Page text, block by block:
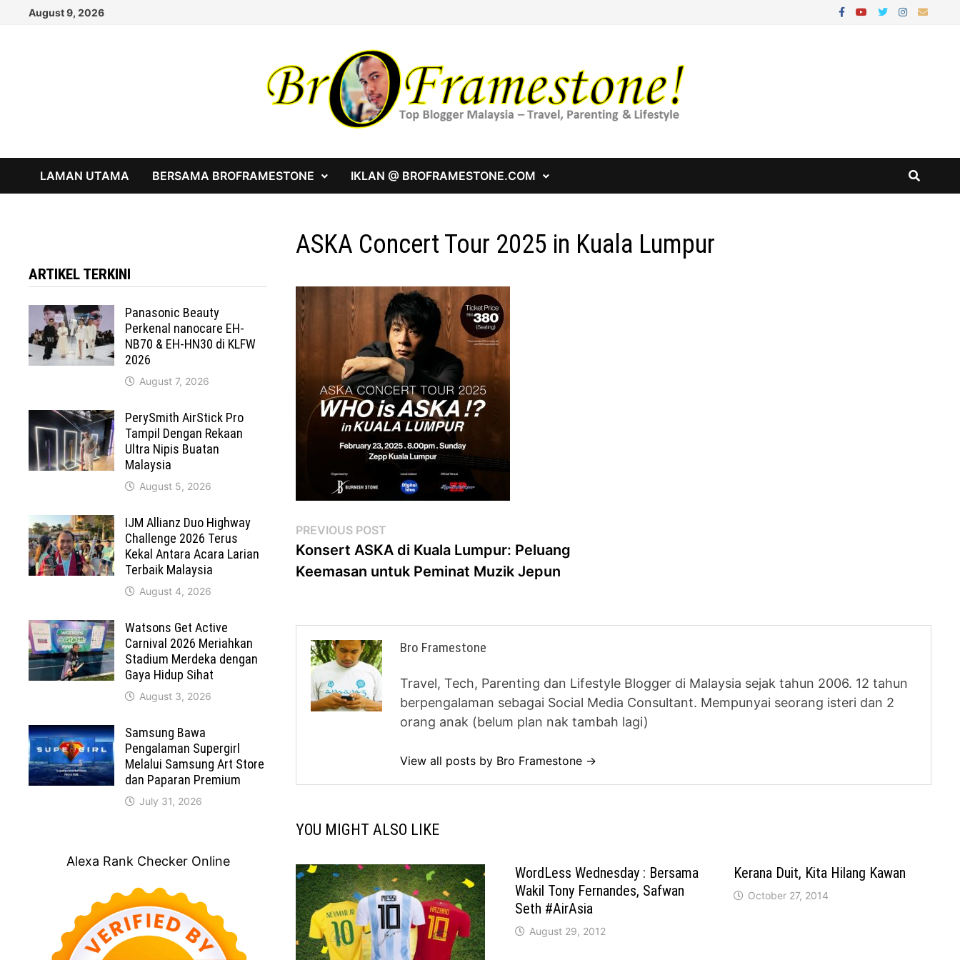
August 9, 2026
LAMAN UTAMA BERSAMA BROFRAMESTONE IKLAN @ BROFRAMESTONE.COM
ASKA Concert Tour 2025 in Kuala Lumpur
Post
navigation
PREVIOUS POST
post:
Konsert ASKA di Kuala Lumpur: Peluang
Keemasan untuk Peminat Muzik Jepun
Bro Framestone
Travel, Tech, Parenting dan Lifestyle Blogger di Malaysia sejak tahun 2006. 12 tahun
berpengalaman sebagai Social Media Consultant. Mempunyai seorang isteri dan 2
orang anak (belum plan nak tambah lagi)
View all posts by Bro Framestone →
YOU MIGHT ALSO LIKE
WordLess Wednesday : Bersama
Wakil Tony Fernandes, Safwan
Seth #AirAsia
August 29, 2012
Kerana Duit, Kita Hilang Kawan
October 27, 2014
ARTIKEL TERKINI
Panasonic Beauty
Perkenal nanocare EH-
NB70 & EH-HN30 di KLFW
2026
August 7, 2026
PerySmith AirStick Pro
Tampil Dengan Rekaan
Ultra Nipis Buatan
Malaysia
August 5, 2026
IJM Allianz Duo Highway
Challenge 2026 Terus
Kekal Antara Acara Larian
Terbaik Malaysia
August 4, 2026
Watsons Get Active
Carnival 2026 Meriahkan
Stadium Merdeka dengan
Gaya Hidup Sihat
August 3, 2026
Samsung Bawa
Pengalaman Supergirl
Melalui Samsung Art Store
dan Paparan Premium
July 31, 2026
Alexa Rank Checker Online